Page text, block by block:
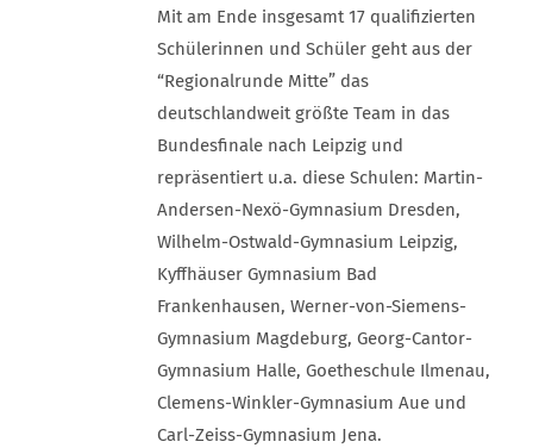
Mit am Ende insgesamt 17 qualifizierten
Schülerinnen und Schüler geht aus der
“Regionalrunde Mitte” das
deutschlandweit größte Team in das
Bundesfinale nach Leipzig und
repräsentiert u.a. diese Schulen: Martin-
Andersen-Nexö-Gymnasium Dresden,
Wilhelm-Ostwald-Gymnasium Leipzig,
Kyffhäuser Gymnasium Bad
Frankenhausen, Werner-von-Siemens-
Gymnasium Magdeburg, Georg-Cantor-
Gymnasium Halle, Goetheschule Ilmenau,
Clemens-Winkler-Gymnasium Aue und
Carl-Zeiss-Gymnasium Jena.